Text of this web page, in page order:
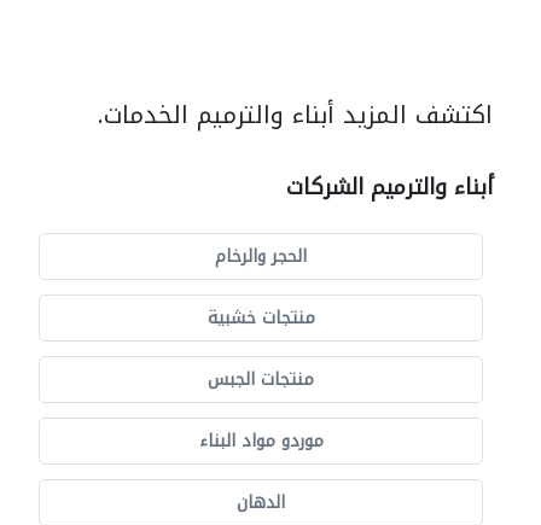
اكتشف المزيد أبناء والترميم الخدمات.
أبناء والترميم الشركات
الحجر والرخام
منتجات خشبية
منتجات الجبس
موردو مواد البناء
الدهان